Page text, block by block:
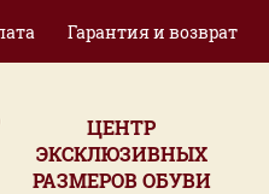
Гарантия и возврат
ЦЕНТР
ЭКСКЛЮЗИВНЫХ
РАЗМЕРОВ ОБУВИ